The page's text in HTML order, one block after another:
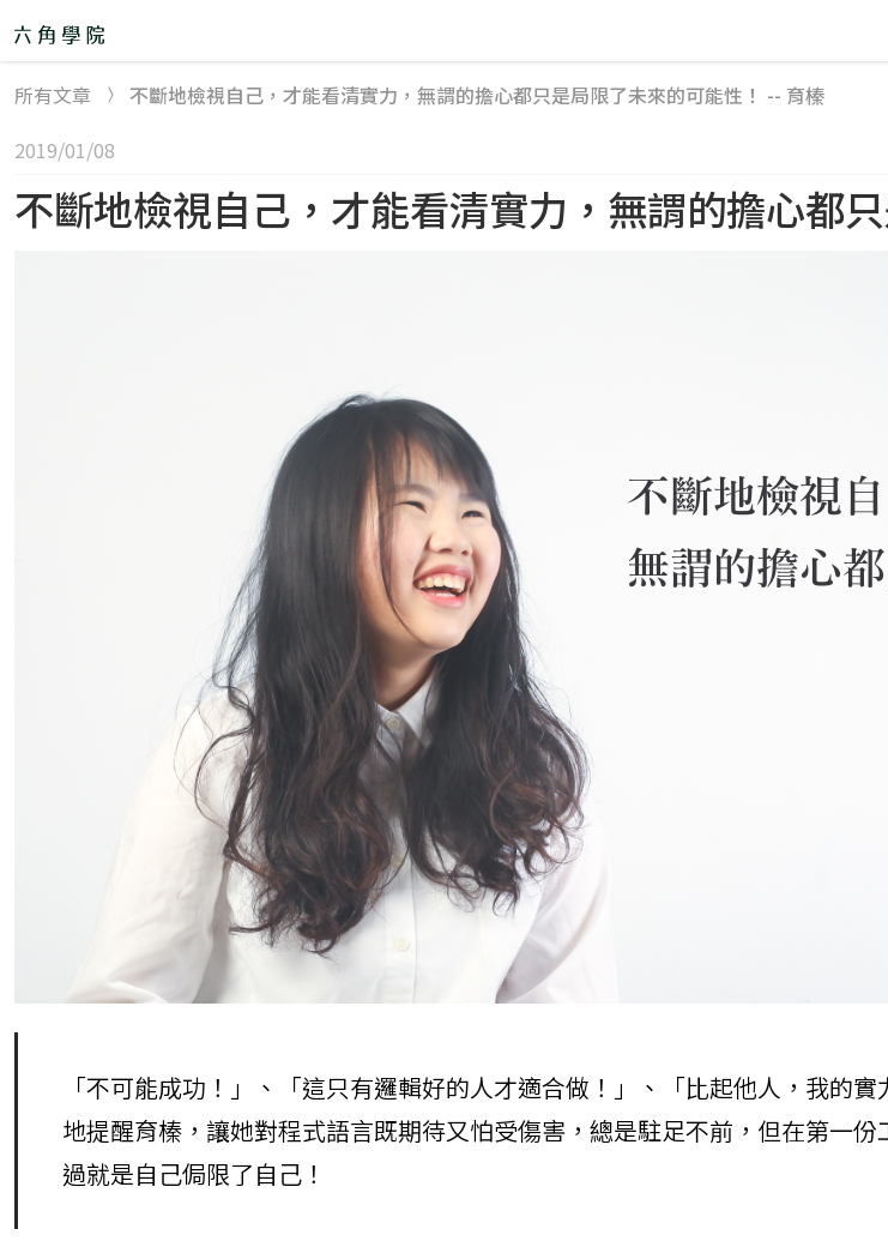
精選課程
直播班 🎙 remove
【後端工程師學程】JavaScript 直播班
JS+Vue 前端工程師培訓班＆專題班
【前端】JavaScript 工程師養成直播班
TypeScript 實戰課：打造工程師型別思維
add
HTML、CSS 開發網站
jQuery 打造互動性網頁效果
一變應萬變的響應式網頁設計
Bootstrap 5 網頁切版整合術
JavaScript 前端修練全攻略
JavaScript 核心篇
React 實戰影音課程
使用 gulp 進行網頁前端自動化
Git & Github 程式時光機
add
jQuery 打造互動性網頁效果
一變應萬變的響應式網頁設計
Sass 實戰全攻略
Bootstrap 5 網頁切版整合術
add
所有文章
不斷地檢視自己，才能看清實力，無謂的擔心都只是局限了未來的可能性！ -- 育榛
2019/01/08
不斷地檢視自己，才能看清實力，無謂的擔心都
「不可能成功！」、「這只有邏輯好的人才適合做！」、「比起他人，我的
地提醒育榛，讓她對程式語言既期待又怕受傷害，總是駐足不前，但在第一
過就是自己侷限了自己！